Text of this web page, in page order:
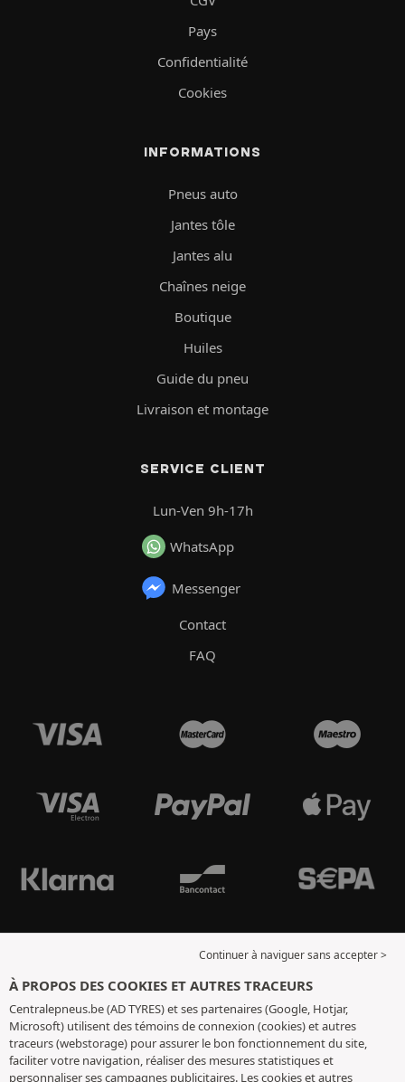
Pays
Confidentialité
Cookies
INFORMATIONS
Pneus auto
Jantes tôle
Jantes alu
Chaînes neige
Boutique
Huiles
Guide du pneu
Livraison et montage
SERVICE CLIENT
Lun-Ven 9h-17h
WhatsApp
Messenger
Contact
FAQ
Continuer à naviguer sans accepter >
À PROPOS DES COOKIES ET AUTRES TRACEURS
Centralepneus.be (AD TYRES) et ses partenaires (Google, Hotjar,
Microsoft) utilisent des témoins de connexion (cookies) et autres
traceurs (webstorage) pour assurer le bon fonctionnement du site,
faciliter votre navigation, réaliser des mesures statistiques et
personnaliser ses campagnes publicitaires. Les cookies et autres